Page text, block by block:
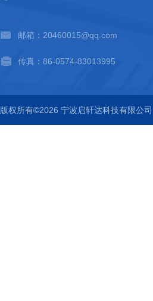
邮箱：20460015@qq.com
传真：86-0574-83013995
版权所有©2026 宁波启轩达科技有限公